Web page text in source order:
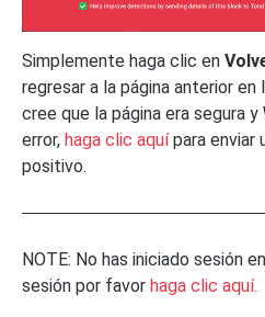
Simplemente haga clic en
regresar a la página anterior en
cree que la página era segura y
error, haga clic aquípara enviar
positivo.
NOTE: No has iniciado sesión
sesión por favor haga clic aquí.